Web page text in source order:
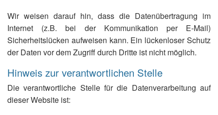
Wir weisen darauf hin, dass die Datenübertragung im
Internet (z.B. bei der Kommunikation per E-Mail)
Sicherheitslücken aufweisen kann. Ein lückenloser Schutz
der Daten vor dem Zugriff durch Dritte ist nicht möglich.
Hinweis zur verantwortlichen Stelle
Die verantwortliche Stelle für die Datenverarbeitung auf
dieser Website ist: